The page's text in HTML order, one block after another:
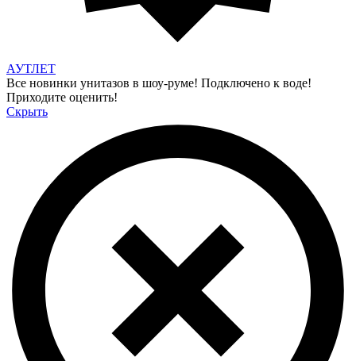
АУТЛЕТ
Все новинки унитазов в шоу-руме! Подключено к воде!
Приходите оценить!
Скрыть